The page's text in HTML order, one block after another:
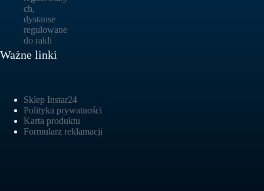
Ważne linki
Sklep Instar24
Polityka prywatności
Karta produktu
Formularz reklamacji